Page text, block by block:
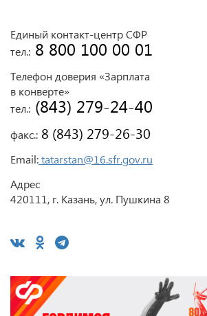
Единый контакт-центр СФР
тел.: 8 800 100 00 01
Телефон доверия «Зарплата
в конверте»
тел.: (843) 279-24-40
факс.: 8 (843) 279-26-30
Email:tatarstan@16.sfr.gov.ru
Адрес
420111, г. Казань, ул. Пушкина 8